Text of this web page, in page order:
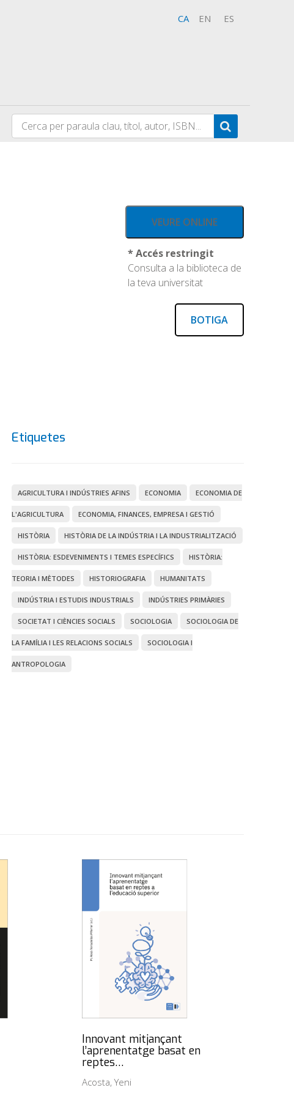
CA EN ES
VEURE ONLINE
* Accés restringit
Consulta a la biblioteca de
la teva universitat
BOTIGA
Etiquetes
AGRICULTURA I INDÚSTRIES AFINS ECONOMIA ECONOMIA DE
L'AGRICULTURA ECONOMIA, FINANCES, EMPRESA I GESTIÓ
HISTÒRIA HISTÒRIA DE LA INDÚSTRIA I LA INDUSTRIALITZACIÓ
HISTÒRIA: ESDEVENIMENTS I TEMES ESPECÍFICS HISTÒRIA:
TEORIA I MÈTODES HISTORIOGRAFIA HUMANITATS
INDÚSTRIA I ESTUDIS INDUSTRIALS INDÚSTRIES PRIMÀRIES
SOCIETAT I CIÈNCIES SOCIALS SOCIOLOGIA SOCIOLOGIA DE
LA FAMÍLIA I LES RELACIONS SOCIALS SOCIOLOGIA I
ANTROPOLOGIA
Innovant mitjançant
l’aprenentatge basat en
reptes…
Acosta, Yeni